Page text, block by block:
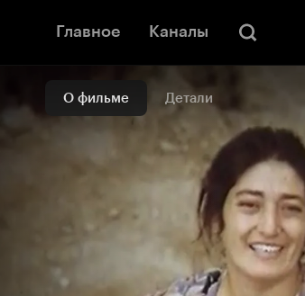
Главное Каналы
О фильме Детали